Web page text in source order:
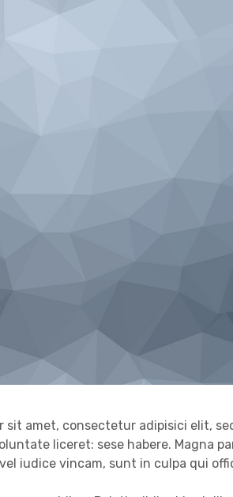
sit amet, consectetur adipisici elit,
liceret: sese habere. Magna
iudice vincam, sunt in culpa qui